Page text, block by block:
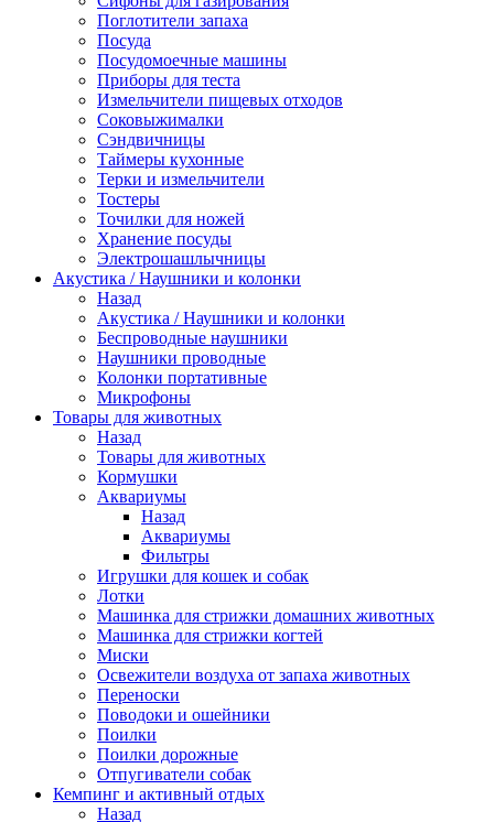
Поглотители запаха
Посуда
Посудомоечные машины
Приборы для теста
Измельчители пищевых отходов
Cоковыжималки
Сэндвичницы
Таймеры кухонные
Терки и измельчители
Тостеры
Точилки для ножей
Хранение посуды
Электрошашлычницы
Акустика / Наушники и колонки
Назад
Акустика / Наушники и колонки
Беспроводные наушники
Наушники проводные
Колонки портативные
Микрофоны
Товары для животных
Назад
Товары для животных
Кормушки
Аквариумы
Назад
Аквариумы
Фильтры
Игрушки для кошек и собак
Лотки
Машинка для стрижки домашних животных
Машинка для стрижки когтей
Миски
Освежители воздуха от запаха животных
Переноски
Поводоки и ошейники
Поилки
Поилки дорожные
Отпугиватели собак
Кемпинг и активный отдых
Назад